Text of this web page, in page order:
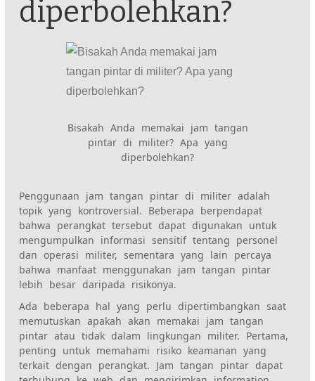
diperbolehkan?
Bisakah Anda memakai jam tangan
pintar di militer? Apa yang
diperbolehkan?
Penggunaan jam tangan pintar di militer adalah
topik yang kontroversial. Beberapa berpendapat
bahwa perangkat tersebut dapat digunakan untuk
mengumpulkan informasi sensitif tentang personel
dan operasi militer, sementara yang lain percaya
bahwa manfaat menggunakan jam tangan pintar
lebih besar daripada risikonya.
Ada beberapa hal yang perlu dipertimbangkan saat
memutuskan apakah akan memakai jam tangan
pintar atau tidak dalam lingkungan militer. Pertama,
penting untuk memahami risiko keamanan yang
terkait dengan perangkat. Jam tangan pintar dapat